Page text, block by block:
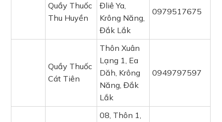
Quầy Thuốc
Thu Huyền
Đliê Ya,
Krông Năng,
Đắk Lắk
0979517675
Quầy Thuốc
Cát Tiên
Thôn Xuân
Lạng 1, Ea
Dăh, Krông
Năng, Đắk
Lắk
0949797597
08, Thôn 1,